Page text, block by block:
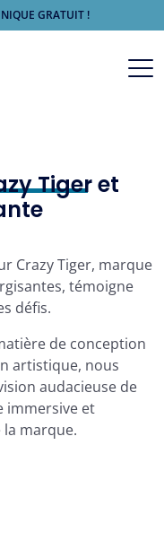
GRATUIT !
Tigeret
Crazy Tiger, marque
témoigne
défis.
de conception
artistique, nous
audacieuse de
immersive et
marque.